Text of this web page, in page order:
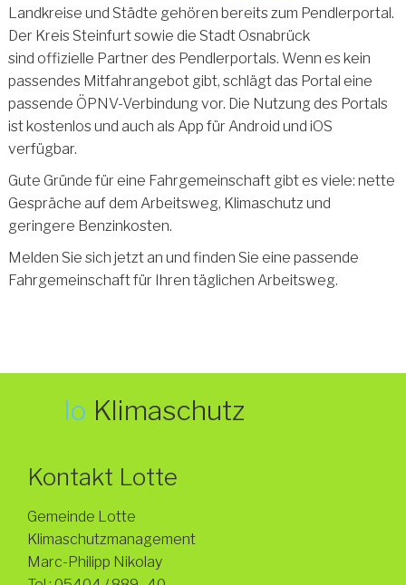
Landkreise und Städte gehören bereits zum Pendlerportal.
Der Kreis Steinfurt sowie die Stadt Osnabrück
sind offizielle Partner des Pendlerportals. Wenn es kein
passendes Mitfahrangebot gibt, schlägt das Portal eine
passende ÖPNV-Verbindung vor. Die Nutzung des Portals
ist kostenlos und auch als App für Android und iOS
verfügbar.
Gute Gründe für eine Fahrgemeinschaft gibt es viele: nette
Gespräche auf dem Arbeitsweg, Klimaschutz und
geringere Benzinkosten.
Melden Sie sich jetzt an und finden Sie eine passende
Fahrgemeinschaft für Ihren täglichen Arbeitsweg.
lo Klimaschutz
Kontakt Lotte
Gemeinde Lotte
Klimaschutzmanagement
Marc-Philipp Nikolay